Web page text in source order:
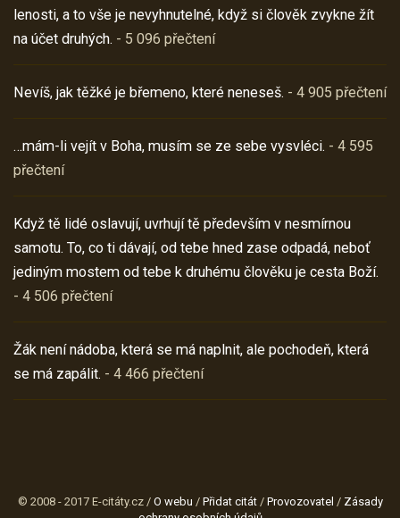
lenosti, a to vše je nevyhnutelné, když si člověk zvykne žít
na účet druhých. - 5 096 přečtení
Nevíš, jak těžké je břemeno, které neneseš. - 4 905 přečtení
…mám-li vejít v Boha, musím se ze sebe vysvléci. - 4 595
přečtení
Když tě lidé oslavují, uvrhují tě především v nesmírnou
samotu. To, co ti dávají, od tebe hned zase odpadá, neboť
jediným mostem od tebe k druhému člověku je cesta Boží.
- 4 506 přečtení
Žák není nádoba, která se má naplnit, ale pochodeň, která
se má zapálit. - 4 466 přečtení
© 2008 - 2017 E-citáty.cz / O webu / Přidat citát/ Provozovatel / Zásady